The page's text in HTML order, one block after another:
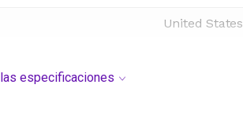
United States
especificaciones